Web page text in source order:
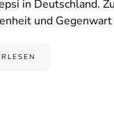
in Deutschland.
und